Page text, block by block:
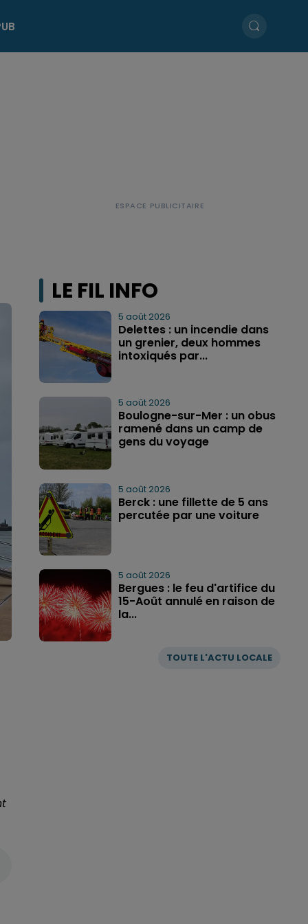
LE FIL INFO
TOUTE L'ACTU LOCALE
5 août 2026
Delettes : un incendie dans
un grenier, deux hommes
intoxiqués par...
5 août 2026
Boulogne-sur-Mer : un obus
ramené dans un camp de
gens du voyage
5 août 2026
Berck : une fillette de 5 ans
percutée par une voiture
5 août 2026
Bergues : le feu d'artifice du
15-Août annulé en raison de
la...